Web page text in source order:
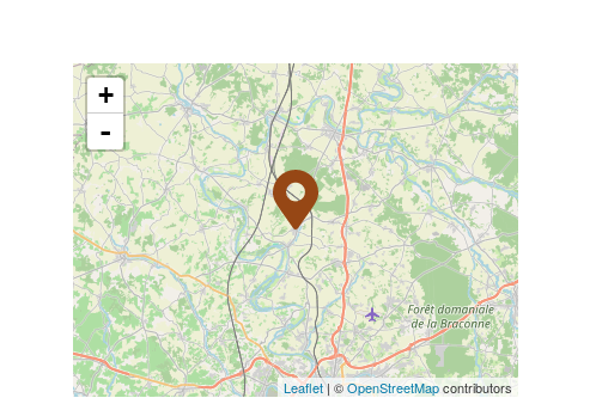
+
-
Leaflet| ©OpenStreetMapcontributors